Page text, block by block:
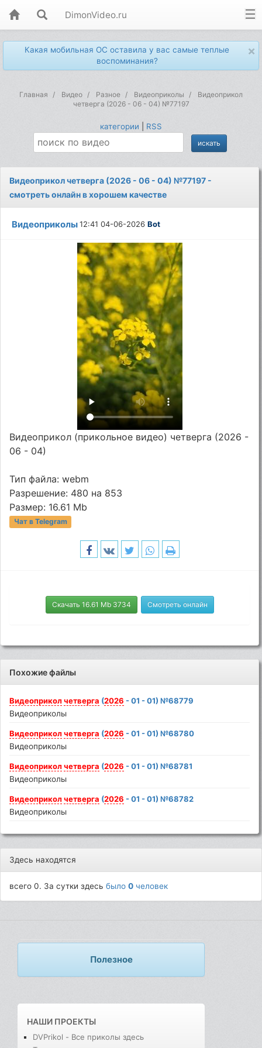
DimonVideo.ru
×
Какая мобильная ОС оставила у вас самые теплые
воспоминания?
Главная Видео Разное Видеоприколы
Видеоприкол
четверга (2026 - 06 - 04) №77197
категории RSS
Видеоприкол четверга (2026 - 06 - 04) №77197 -
смотреть онлайн в хорошем качестве
Видеоприколы12:41 04-06-2026Bot
Видеоприкол (прикольное видео) четверга (2026 -
06 - 04)
Тип файла: webm
Разрешение: 480 на 853
Размер: 16.61 Mb
Чат в Telegram
Скачать 16.61 Mb 3734 Смотреть онлайн
Похожие файлы
Видеоприкол четверга (2026 - 01 - 01) №68779
Видеоприколы
Видеоприкол четверга (2026 - 01 - 01) №68780
Видеоприколы
Видеоприкол четверга (2026 - 01 - 01) №68781
Видеоприколы
Видеоприкол четверга (2026 - 01 - 01) №68782
Видеоприколы
Здесь находятся
всего 0. За сутки здесьбыло0 человек
Полезное
НАШИ ПРОЕКТЫ
DVPrikol - Все приколы здесь